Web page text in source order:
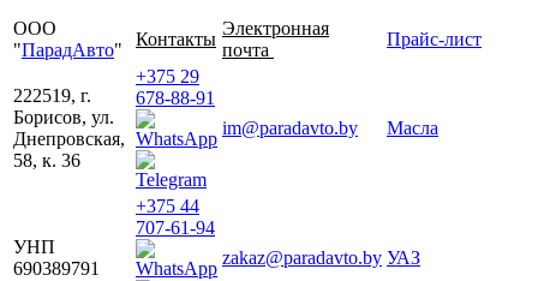
ООО
"ПарадАвто"
Контакты
Электронная
почта
Прайс-лист
222519, г.
Борисов, ул.
Днепровская,
58, к. 36
+375 29
678-88-91
im@paradavto.by
Масла
УНП
690389791
+375 44
707-61-94
zakaz@paradavto.by УАЗ